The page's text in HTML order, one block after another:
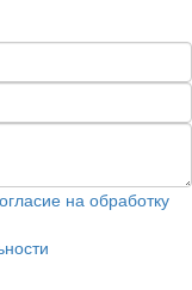
на обработку